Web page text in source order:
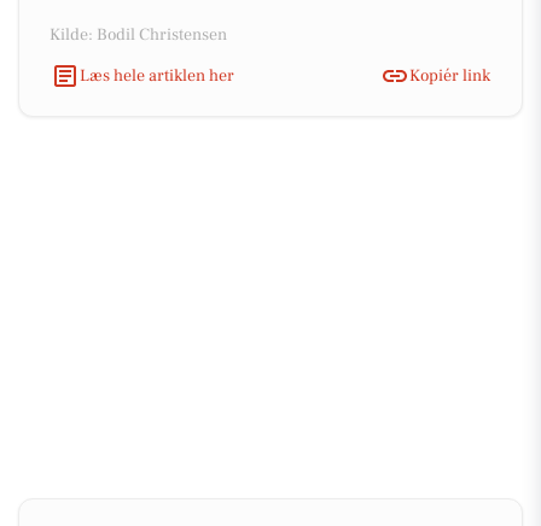
Kilde: Bodil Christensen
Læs hele artiklen her
Kopiér link